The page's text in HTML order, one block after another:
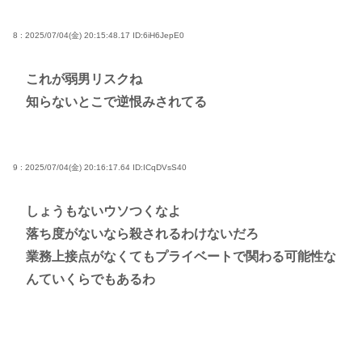
8 : 2025/07/04(金) 20:15:48.17 ID:6iH6JepE0
これが弱男リスクね
知らないとこで逆恨みされてる
9 : 2025/07/04(金) 20:16:17.64 ID:ICqDVsS40
しょうもないウソつくなよ
落ち度がないなら殺されるわけないだろ
業務上接点がなくてもプライベートで関わる可能性な
んていくらでもあるわ